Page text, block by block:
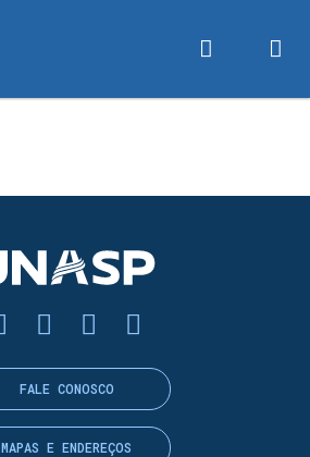
FALE CONOSCO
MAPAS E ENDEREÇOS